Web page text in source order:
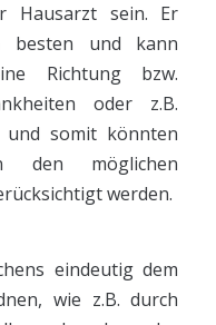
Hausarzt sein. Er
besten und kann
Richtung bzw.
oder z.B.
somit könnten
den möglichen
werden.
eindeutig dem
wie z.B. durch